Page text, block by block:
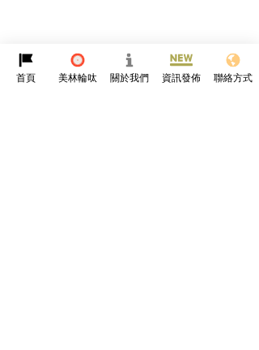
首頁 美林輪呔 關於我們 資訊發佈 聯絡方式